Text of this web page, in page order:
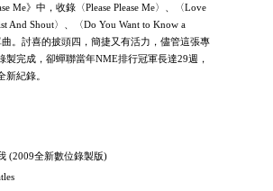
Me》中，收錄〈Please Please Me〉、〈Love
And Shout〉、〈Do You Want to Know a
曲。討喜的披頭四，簡捷又有活力，儘管這張專
製完成，卻蟬聯當年NME排行冠軍長達29週，
新紀錄。
(2009全新數位錄製版)